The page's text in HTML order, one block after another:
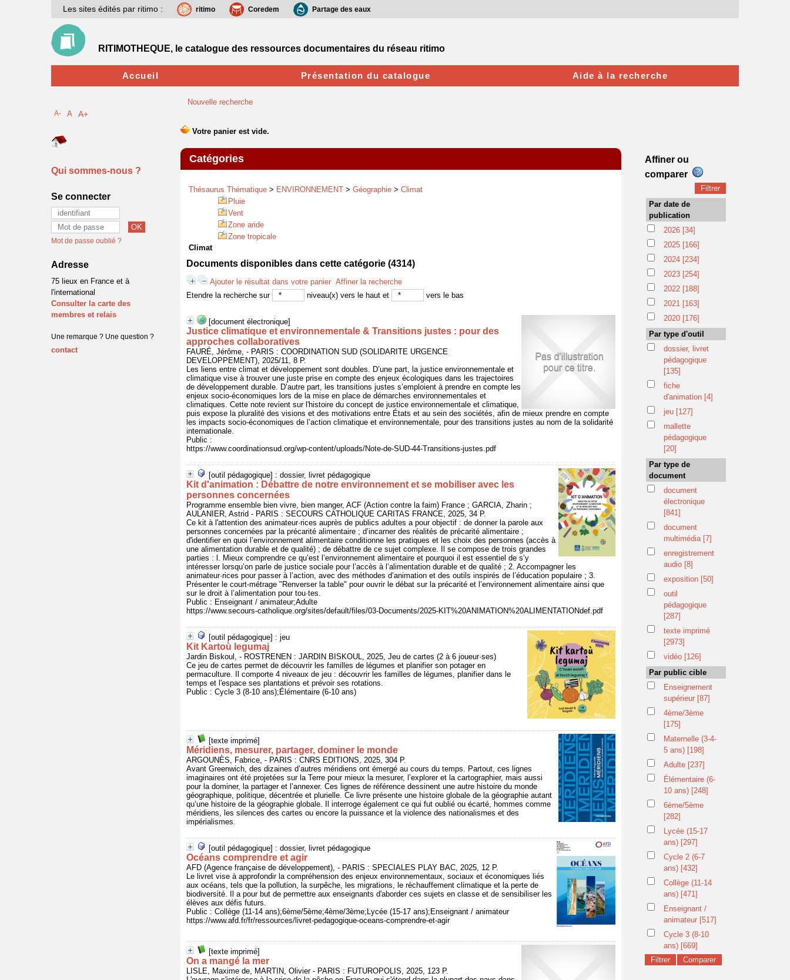
Nouvelle recherche
Catégories
Thésaurus Thématique > ENVIRONNEMENT > Géographie > Climat
Pluie
Vent
Zone aride
Zone tropicale
Climat
Documents disponibles dans cette catégorie (4314)
Ajouter le résultat dans votre panier Affiner la recherche
Etendre la recherche sur
niveau(x) vers le haut et vers le bas
[document électronique]
Justice climatique et environnementale & Transitions justes : pour des
approches collaboratives
FAURÉ, Jérôme, - PARIS : COORDINATION SUD (SOLIDARITE URGENCE
DEVELOPPEMENT), 2025/11, 8 P.
Les liens entre climat et développement sont doubles. D’une part, la justice environnementale et
climatique vise à trouver une juste prise en compte des enjeux écologiques dans les trajectoires
de développement durable. D’autre part, les transitions justes s’emploient à prendre en compte les
enjeux socio-économiques lors de la mise en place de démarches environnementales et
climatiques. Cette note revient sur l'histoire du concept de justice environnementale et climatique,
puis expose la pluralité des visions et des motivations entre États et au sein des sociétés, afin de mieux prendre en compte
les impacts socio-économiques de l’action climatique et environnementale, pour des transitions justes au nom de la solidarité
internationale.
Public :
https://www.coordinationsud.org/wp-content/uploads/Note-de-SUD-44-Transitions-justes.pdf
[outil pédagogique] : dossier, livret pédagogique
Kit d'animation : Débattre de notre environnement et se mobiliser avec les
personnes concernées
Programme ensemble bien vivre, bien manger, ACF (Action contre la faim) France ; GARCIA, Zharin ;
AULANIER, Astrid - PARIS : SECOURS CATHOLIQUE CARITAS FRANCE, 2025, 34 P.
Ce kit à l'attention des animateur·rices auprès de publics adultes a pour objectif : de donner la parole aux
personnes concernées par la précarité alimentaire ; d’incarner des réalités de précarité alimentaire ;
d'identifier en quoi l’environnement alimentaire conditionne les pratiques et les choix des personnes (accès à
une alimentation durable et de qualité) ; de débattre de ce sujet complexe. Il se compose de trois grandes
parties : l. Mieux comprendre ce qu’est l’environnement alimentaire et pourquoi il est essentiel de s’y
intéresser lorsqu’on parle de justice sociale pour l’accès à l’alimentation durable et de qualité ; 2. Accompagner les
animateur·rices pour passer à l’action, avec des méthodes d’animation et des outils inspirés de l’éducation populaire ; 3.
Présenter le court-métrage "Renverser la table" pour ouvrir le débat sur la précarité et l’environnement alimentaire ainsi que
sur le droit à l’alimentation pour tou·tes.
Public : Enseignant / animateur;Adulte
https://www.secours-catholique.org/sites/default/files/03-Documents/2025-KIT%20ANIMATION%20ALIMENTATIONdef.pdf
[outil pédagogique] : jeu
Kit Kartoù legumaj
Jardin Biskoul, - ROSTRENEN : JARDIN BISKOUL, 2025, Jeu de cartes (2 à 6 joueur·ses)
Ce jeu de cartes permet de découvrir les familles de légumes et planifier son potager en
permaculture. Il comporte 4 niveaux de jeu : découvrir les familles de légumes, planifier dans le
temps et l'espace ses plantations et prévoir ses rotations.
Public : Cycle 3 (8-10 ans);Élémentaire (6-10 ans)
[texte imprimé]
Méridiens, mesurer, partager, dominer le monde
ARGOUNÈS, Fabrice, - PARIS : CNRS EDITIONS, 2025, 304 P.
Avant Greenwich, des dizaines d’autres méridiens ont émergé au cours du temps. Partout, ces lignes
imaginaires ont été projetées sur la Terre pour mieux la mesurer, l’explorer et la cartographier, mais aussi
pour la dominer, la partager et l’annexer. Ces lignes de référence dessinent une autre histoire du monde
géographique, politique, décentrée et plurielle. Ce livre présente une histoire globale de la géographie autant
qu’une histoire de la géographie globale. Il interroge également ce qui fut oublié ou écarté, hommes comme
méridiens, les silences des cartes ou encore la puissance et la violence des nationalismes et des
impérialismes.
[outil pédagogique] : dossier, livret pédagogique
Océans comprendre et agir
AFD (Agence française de développement), - PARIS : SPECIALES PLAY BAC, 2025, 12 P.
Le livret vise à approfondir la compréhension des enjeux environnementaux, sociaux et économiques liés
aux océans, tels que la pollution, la surpêche, les migrations, le réchauffement climatique et la perte de
biodiversité. Il a pour but de permettre aux enseignants d'aborder ces sujets en classe et de sensibiliser les
élèves aux défis futurs.
Public : Collège (11-14 ans);6ème/5ème;4ème/3ème;Lycée (15-17 ans);Enseignant / animateur
https://www.afd.fr/fr/ressources/livret-pedagogique-oceans-comprendre-et-agir
[texte imprimé]
On a mangé la mer
LISLE, Maxime de, MARTIN, Olivier - PARIS : FUTUROPOLIS, 2025, 123 P.
Les sites édités par ritimo : ritimo Coredem Partage des eaux
RITIMOTHEQUE, le catalogue des ressources documentaires du réseau ritimo
Accueil Présentation du catalogue Aide à la recherche
A- A A+
Qui sommes-nous ?
Se connecter
Mot de passe oublié ?
Adresse
75 lieux en France et à
l'international
Consulter la carte des
membres et relais
Une remarque ? Une question ?
contact
Affiner ou
comparer
Par date de
publication
2026 [34]
2025 [166]
2024 [234]
2023 [254]
2022 [188]
2021 [163]
2020 [176]
Par type d'outil
dossier, livret
pédagogique
[135]
fiche
d'animation [4]
jeu [127]
mallette
pédagogique
[20]
Par type de
document
document
électronique
[841]
document
multimédia [7]
enregistrement
audio [8]
exposition [50]
outil
pédagogique
[287]
texte imprimé
[2973]
vidéo [126]
Par public cible
Enseignement
supérieur [87]
4ème/3ème
[175]
Maternelle (3-4-
5 ans) [198]
Adulte [237]
Élémentaire (6-
10 ans) [248]
6ème/5ème
[282]
Lycée (15-17
ans) [297]
Cycle 2 (6-7
ans) [432]
Collège (11-14
ans) [471]
Enseignant /
animateur [517]
Cycle 3 (8-10
ans) [669]